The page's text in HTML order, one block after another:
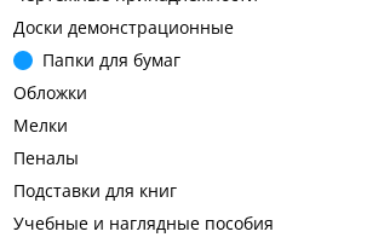
Доски демонстрационные
Папки для бумаг
Обложки
Мелки
Пеналы
Подставки для книг
Учебные и наглядные пособия